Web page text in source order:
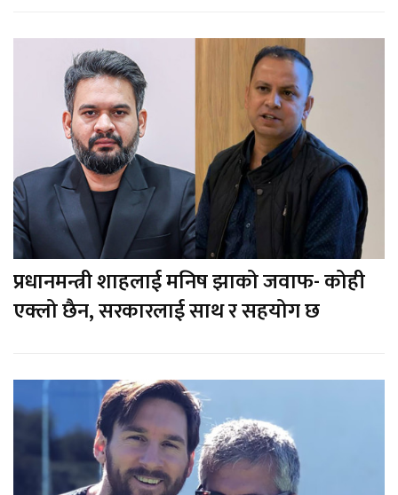
प्रधानमन्त्री शाहलाई मनिष झाको जवाफ- कोही
एक्लो छैन, सरकारलाई साथ र सहयोग छ